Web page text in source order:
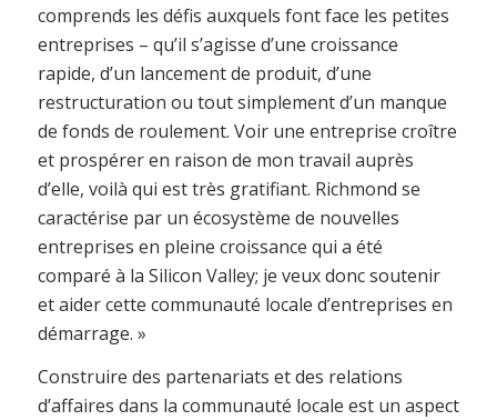
comprends les défis auxquels font face les petites
entreprises – qu’il s’agisse d’une croissance
rapide, d’un lancement de produit, d’une
restructuration ou tout simplement d’un manque
de fonds de roulement. Voir une entreprise croître
et prospérer en raison de mon travail auprès
d’elle, voilà qui est très gratifiant. Richmond se
caractérise par un écosystème de nouvelles
entreprises en pleine croissance qui a été
comparé à la Silicon Valley; je veux donc soutenir
et aider cette communauté locale d’entreprises en
démarrage. »
Construire des partenariats et des relations
d’affaires dans la communauté locale est un aspect